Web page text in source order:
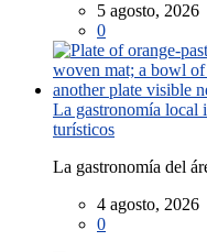
5 agosto, 2026
0
La gastronomía local
turísticos
La gastronomía del
4 agosto, 2026
0